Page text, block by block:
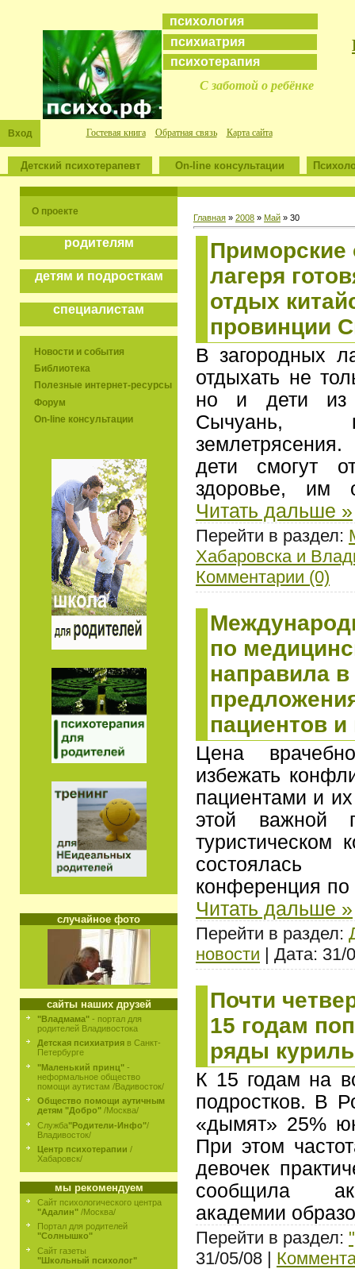
психология
психиатрия
психотерапия
С заботой о ребёнке
Вход Гостевая книга Обратная связь Карта сайта
Детский психотерапевт On-line консультации
О проекте
родителям
детям и подросткам
специалистам
Новости и события
Библиотека
Полезные интернет-ресурсы
Форум
On-line консультации
случайное фото
сайты наших друзей
"Владмама" - портал для
родителей Владивостока
Детская психиатрия в Санкт-
Петербурге
"Маленький принц" -
неформальное общество
помощи аутистам /Вадивосток/
Общество помощи аутичным
детям "Добро" /Москва/
Служба"Родители-Инфо"/
Владивосток/
Центр психотерапии /
Хабаровск/
мы рекомендуем
Сайт психологического центра
"Адалин" /Москва/
Портал для родителей
"Солнышко"
Сайт газеты
"Школьный психолог"
Главная » 2008 » Май » 30
Приморские
лагеря
отдых
провинции
В загородных
отдыхать не
но и дети из
Сычуань,
дети смогут
здоровье, им
Читать дальше »
Перейти в раздел:
Хабаровска и
Комментарии (0)
по
направила
пациентов и
Цена
избежать
пациентами и
этой важной
туристическом
конференция
Читать дальше »
Перейти в раздел:
новости | Дата: 31/
Почти
15 годам
ряды
К 15 годам на
подростков. В
«дымят» 25%
При этом
девочек
сообщила
академии
Перейти в раздел:
31/05/08 |